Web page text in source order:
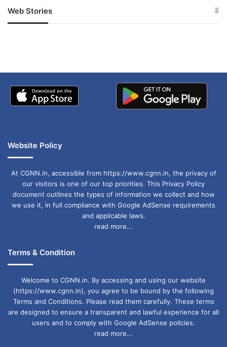
Web Stories
जम्मू-कश्मीर में बारिश से
अपडेट
खाई में धक्का… आरोपियों ने
Website Policy
At CGNN.in, accessible from https://www.cgnn.in, the privacy of
our visitors is one of our top priorities. This Privacy Policy
document outlines the types of information we collect and how
we use it, in full compliance with Google AdSense requirements
and applicable laws.
read more...
Terms & Condition
Welcome to CGNN.in. By accessing and using our website
(https://www.cgnn.in), you agree to be bound by the following
Terms and Conditions. Please read them carefully. These terms
are designed to ensure a transparent and lawful experience for all
users and to comply with Google AdSense policies.
read more...